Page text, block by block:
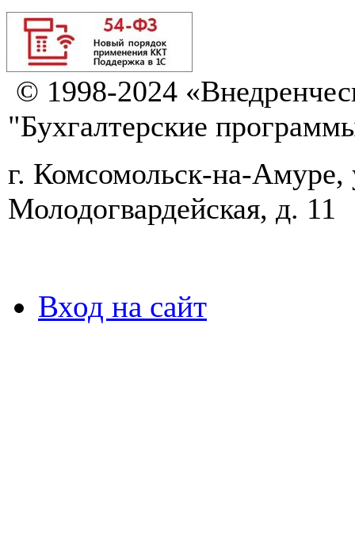
© 1998-2024
"Бухгалтерские
г. Комсомольск-на-Амуре,
Молодогвардейская, д. 11
Вход на сайт